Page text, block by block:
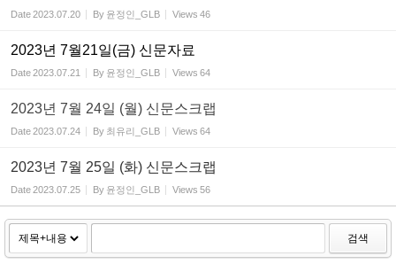
Date2023.07.20 By 윤정인_GLB Views 46
2023년 7월21일(금) 신문자료
Date2023.07.21 By 윤정인_GLB Views 64
2023년 7월 24일 (월) 신문스크랩
Date2023.07.24 By 최유리_GLB Views 64
2023년 7월 25일 (화) 신문스크랩
Date2023.07.25 By 윤정인_GLB Views 56
검색